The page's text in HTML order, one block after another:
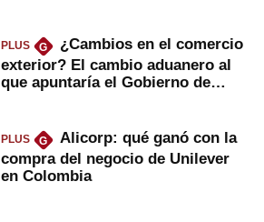
PLUS G
¿Cambios en el comercio
exterior? El cambio aduanero al
que apuntaría el Gobierno de
PLUS G
Alicorp: qué ganó con la
compra del negocio de Unilever
en Colombia